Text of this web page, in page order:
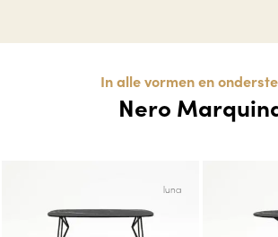
In alle vormen en
Nero
luna